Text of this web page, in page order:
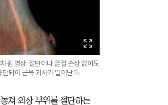
원 영상. 절단이나 골절 손상 없이도
되어 근육 괴사가 일어난다.
쳐 외상 부위를 절단하는